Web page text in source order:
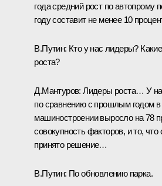
года средний рост по
году составит не менее 10
В.Путин: Кто у нас лидеры?
роста?
Д.Мантуров:Лидеры роста… У
по сравнению с прошлым годом в
машиностроении выросло на 78
совокупность факторов, и то,
принято решение…
В.Путин: По обновлению парка.